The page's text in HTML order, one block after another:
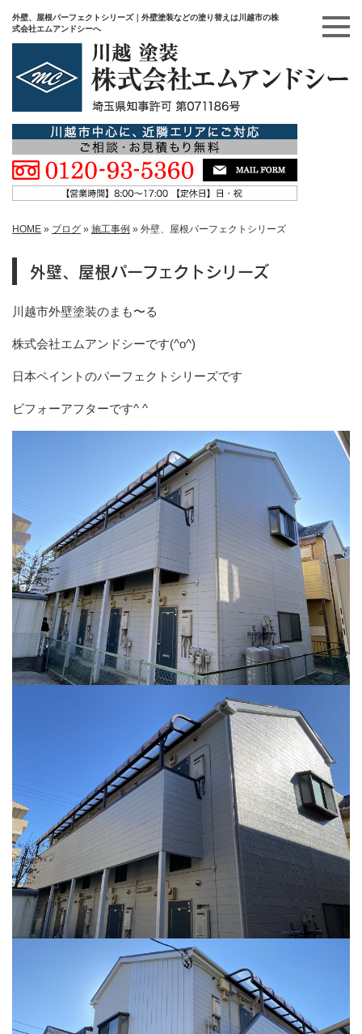
外壁、屋根パーフェクトシリーズ｜外壁塗装などの塗り替えは川越市の株
式会社エムアンドシーへ
HOME » ブログ » 施工事例 » 外壁、屋根パーフェクトシリーズ
外壁、屋根パーフェクトシリーズ
川越市外壁塗装のまも〜る
株式会社エムアンドシーです(^o^)
日本ペイントのパーフェクトシリーズです
ビフォーアフターです^ ^